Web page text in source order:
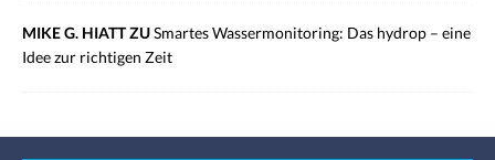
MIKE G. HIATT ZUSmartes Wassermonitoring: Das hydrop – eine
Idee zur richtigen Zeit